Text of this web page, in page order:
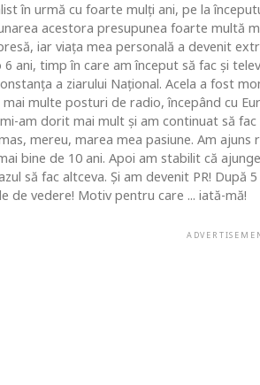
în urmă cu foarte mulţi ani, pe la
acestora presupunea foarte multă
iar viaţa mea personală a devenit
ani, timp în care am început să fac şi
a ziarului Naţional. Acela a fost
mai multe posturi de radio, începând cu
am dorit mai mult şi am continuat să fac
mereu, marea mea pasiune. Am
bine de 10 ani. Apoi am stabilit că
să fac altceva. Şi am devenit PR!
de vedere! Motiv pentru care ... iată-mă!